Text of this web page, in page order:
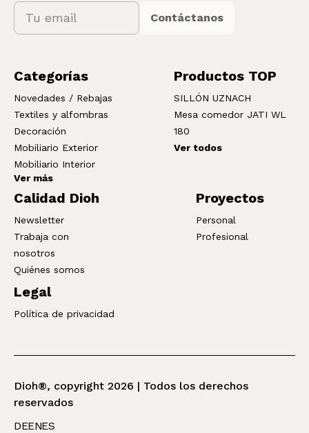
Contáctanos
Categorías
Novedades / Rebajas
Textiles y alfombras
Decoración
Mobiliario Exterior
Mobiliario Interior
Ver más
Productos TOP
SILLÓN UZNACH
Mesa comedor JATI WL
180
Ver todos
Calidad Dioh
Newsletter
Trabaja con
nosotros
Quiénes somos
Proyectos
Personal
Profesional
Legal
Política de privacidad
Dioh®, copyright 2026 | Todos los derechos
reservados
DEENES